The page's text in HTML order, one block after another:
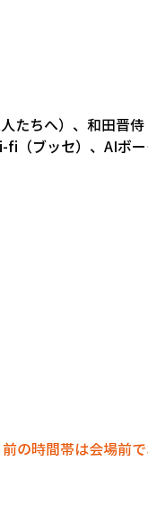
たちへ）、和田晋侍
fi（ブッセ）、AIボ
の時間帯は会場前